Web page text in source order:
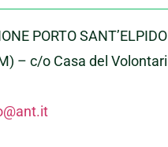
PORTO
– c/o Casa del